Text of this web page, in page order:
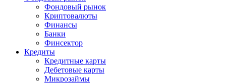
Фондовый рынок
Криптовалюты
Финансы
Банки
Финсектор
Кредиты
Кредитные карты
Дебетовые карты
Микрозаймы